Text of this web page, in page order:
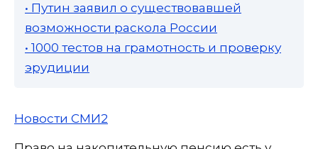
• Путин заявил о существовавшей
возможности раскола России
• 1000 тестов на грамотность и проверку
эрудиции
Новости СМИ2